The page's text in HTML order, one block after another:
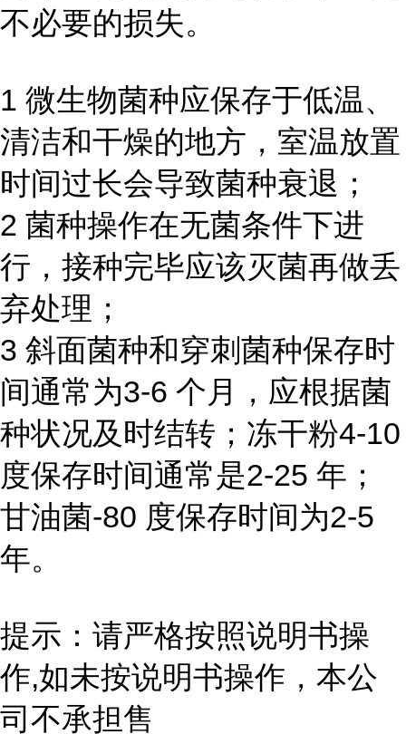
不必要的损失。
1 微生物菌种应保存于低温、
清洁和干燥的地方，室温放置
时间过长会导致菌种衰退；
2 菌种操作在无菌条件下进
行，接种完毕应该灭菌再做丢
弃处理；
3 斜面菌种和穿刺菌种保存时
间通常为3-6 个月，应根据菌
种状况及时结转；冻干粉4-10
度保存时间通常是2-25 年；
甘油菌-80 度保存时间为2-5
年。
提示：请严格按照说明书操
作,如未按说明书操作，本公
司不承担售